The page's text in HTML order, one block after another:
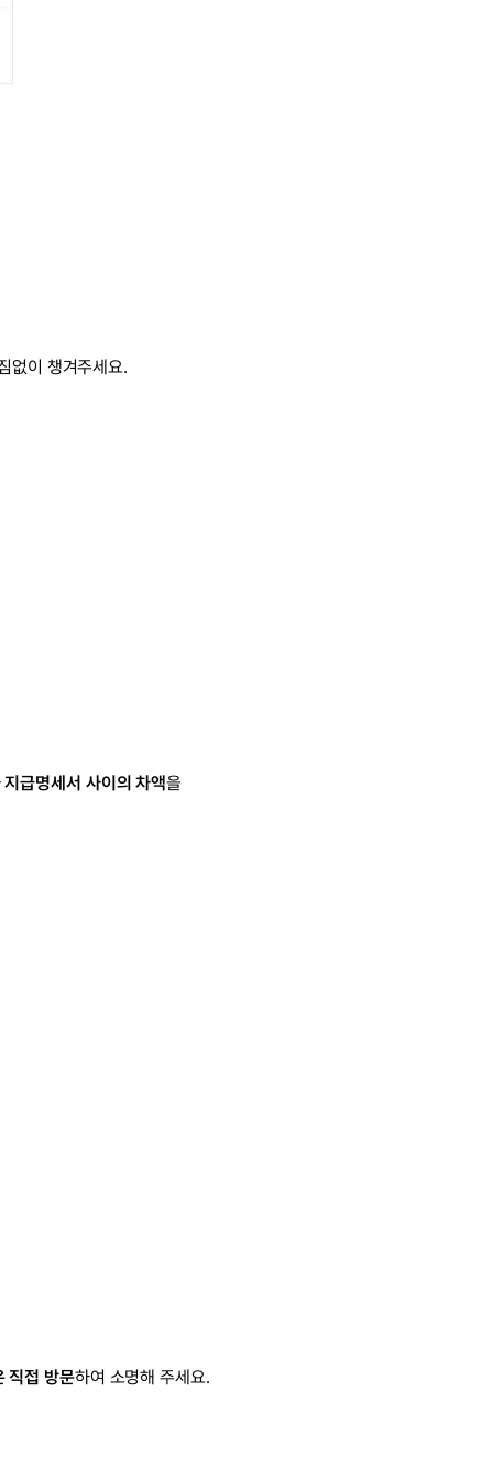
없이 챙겨주세요.
급명세서 사이의 차액을
직접 방문하여 소명해 주세요.